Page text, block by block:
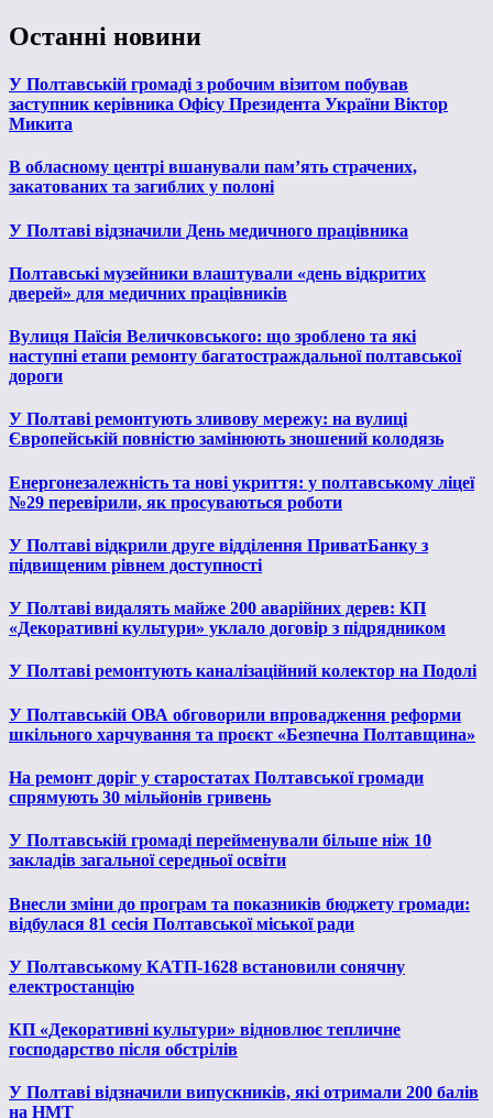
Останні новини
У Полтавській громаді з робочим візитом побував
заступник керівника Офісу Президента України Віктор
Микита
В обласному центрі вшанували пам’ять страчених,
закатованих та загиблих у полоні
У Полтаві відзначили День медичного працівника
Полтавські музейники влаштували «день відкритих
дверей» для медичних працівників
Вулиця Паїсія Величковського: що зроблено та які
наступні етапи ремонту багатостраждальної полтавської
дороги
У Полтаві ремонтують зливову мережу: на вулиці
Європейській повністю замінюють зношений колодязь
Енергонезалежність та нові укриття: у полтавському ліцеї
№29 перевірили, як просуваються роботи
У Полтаві відкрили друге відділення ПриватБанку з
підвищеним рівнем доступності
У Полтаві видалять майже 200 аварійних дерев: КП
«Декоративні культури» уклало договір з підрядником
У Полтаві ремонтують каналізаційний колектор на Подолі
У Полтавській ОВА обговорили впровадження реформи
шкільного харчування та проєкт «Безпечна Полтавщина»
На ремонт доріг у старостатах Полтавської громади
спрямують 30 мільйонів гривень
У Полтавській громаді перейменували більше ніж 10
закладів загальної середньої освіти
Внесли зміни до програм та показників бюджету громади:
відбулася 81 сесія Полтавської міської ради
У Полтавському КАТП-1628 встановили сонячну
електростанцію
КП «Декоративні культури» відновлює тепличне
господарство після обстрілів
У Полтаві відзначили випускників, які отримали 200 балів
на НМТ